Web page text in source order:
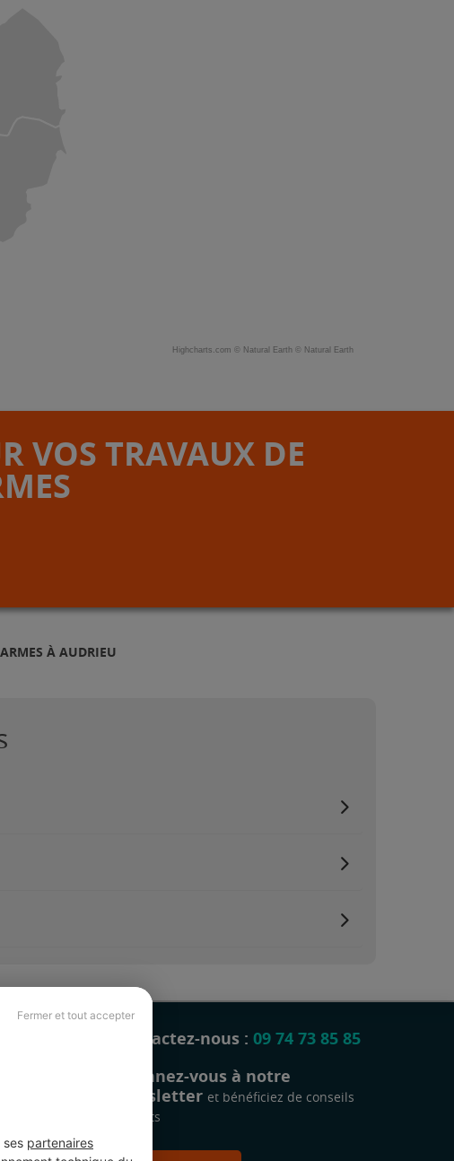
Fermer et tout accepter
partenaires
Highcharts.com © Natural Earth © Natural Earth
VOS TRAVAUX DE
À AUDRIEU
Contactez-nous : 09 74 73 85 85
Abonnez-vous à notre
newsletter et bénéficiez de conseils
gratuits